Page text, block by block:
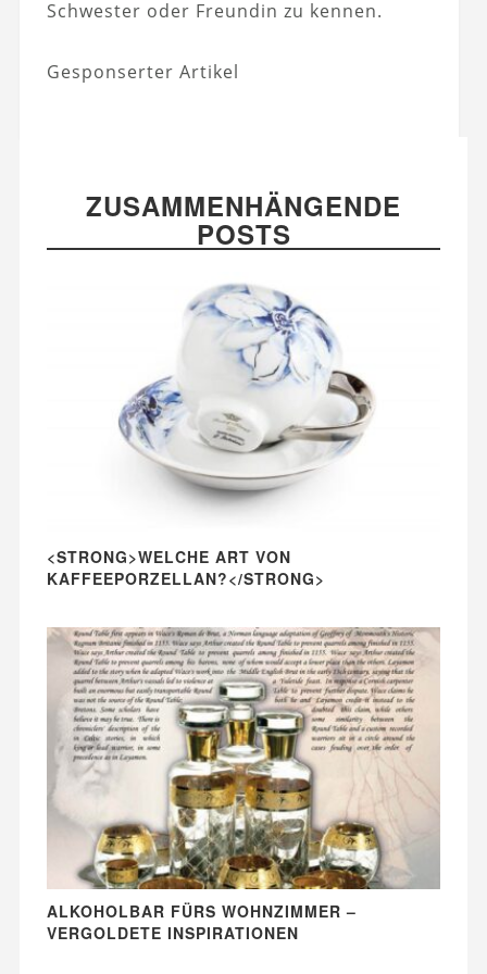
Schwester oder Freundin zu kennen.
Gesponserter Artikel
ZUSAMMENHÄNGENDE
POSTS
<STRONG>WELCHE ART VON
KAFFEEPORZELLAN?</STRONG>
ALKOHOLBAR FÜRS WOHNZIMMER –
VERGOLDETE INSPIRATIONEN